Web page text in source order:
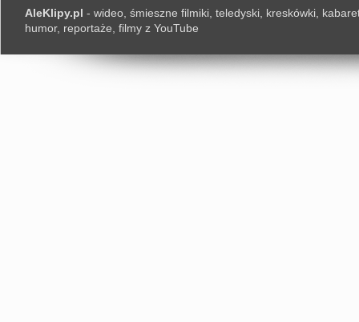
AleKlipy.pl - wideo, śmieszne filmiki, teledyski, kreskówki,
humor, reportaże, filmy z YouTube